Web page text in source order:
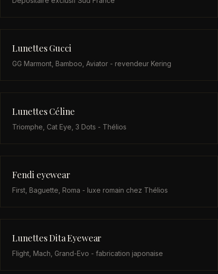
Lunettes Gucci
GG Marmont, Bamboo, Aviator - revendeur Kering
Lunettes Céline
Triomphe, Cat Eye, 3 Dots - Thélios
Fendi eyewear
First, Baguette, Roma - luxe romain chez Thélios
Lunettes Dita Eyewear
Flight, Mach, Grand-Evo - fabrication japonaise